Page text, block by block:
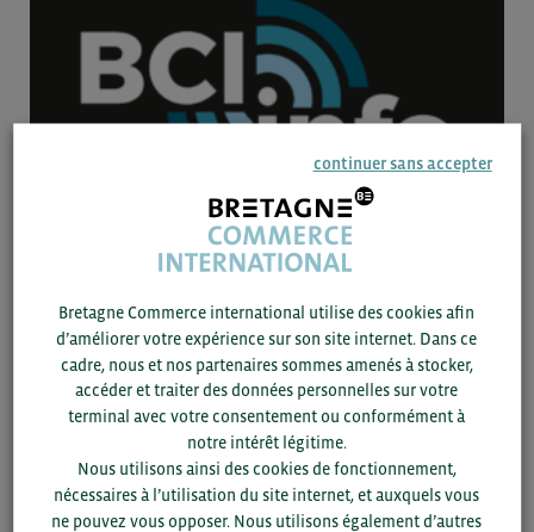
BRÈVE
Smart cities : INTO entre en collaboration avec PathPulse
Donnée
continuer sans accepter
Bretagne Commerce international utilise des cookies afin
d’améliorer votre expérience sur son site internet. Dans ce
cadre, nous et nos partenaires sommes amenés à stocker,
accéder et traiter des données personnelles sur votre
terminal avec votre consentement ou conformément à
notre intérêt légitime.
Nous utilisons ainsi des cookies de fonctionnement,
nécessaires à l’utilisation du site internet, et auxquels vous
ne pouvez vous opposer. Nous utilisons également d’autres